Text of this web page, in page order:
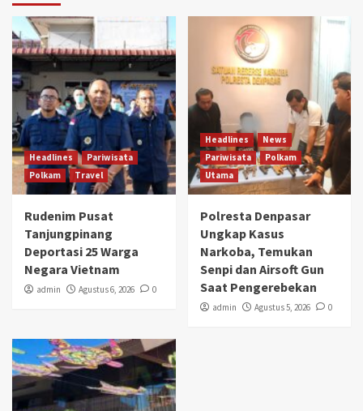
Headlines
Pariwisata
Polkam
Travel
Rudenim Pusat
Tanjungpinang
Deportasi 25 Warga
Negara Vietnam
admin Agustus 6, 2026 0
Headlines
News
Pariwisata
Polkam
Utama
Polresta Denpasar
Ungkap Kasus
Narkoba, Temukan
Senpi dan Airsoft Gun
Saat Pengerebekan
admin Agustus 5, 2026 0